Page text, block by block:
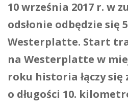
10 września 2017 r. w
odsłonie odbędzie się
Westerplatte. Start
na Westerplatte w
roku historia łączy się
o długości 10.